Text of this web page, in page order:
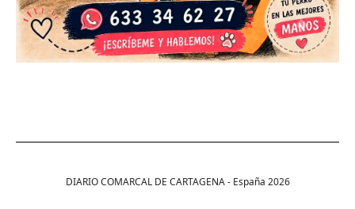
DIARIO COMARCAL DE CARTAGENA - España 2026